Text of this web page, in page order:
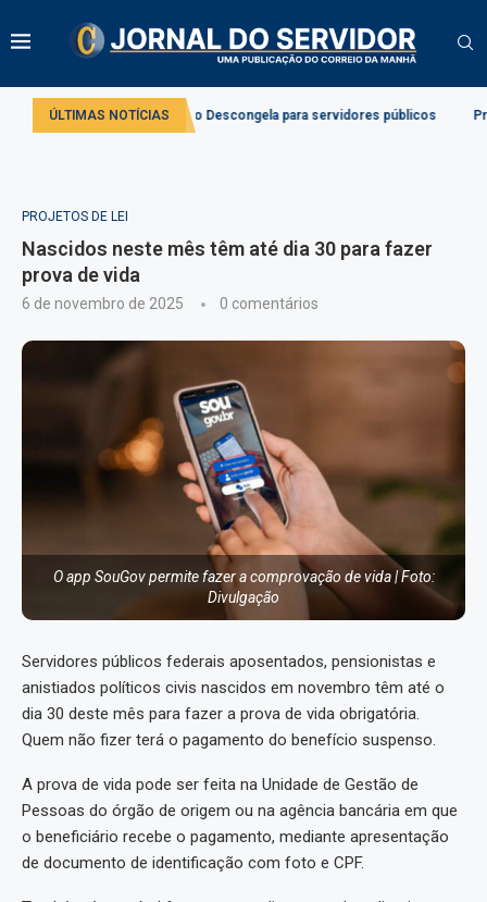
ÚLTIMAS NOTÍCIAS
da Lei do Descongela para servidores públicos Projeto cria
PROJETOS DE LEI
Nascidos neste mês têm até dia 30 para fazer
prova de vida
6 de novembro de 2025 0 comentários
O app SouGov permite fazer a comprovação de vida | Foto:
Divulgação
Servidores públicos federais aposentados, pensionistas e
anistiados políticos civis nascidos em novembro têm até o
dia 30 deste mês para fazer a prova de vida obrigatória.
Quem não fizer terá o pagamento do benefício suspenso.
A prova de vida pode ser feita na Unidade de Gestão de
Pessoas do órgão de origem ou na agência bancária em que
o beneficiário recebe o pagamento, mediante apresentação
de documento de identificação com foto e CPF.